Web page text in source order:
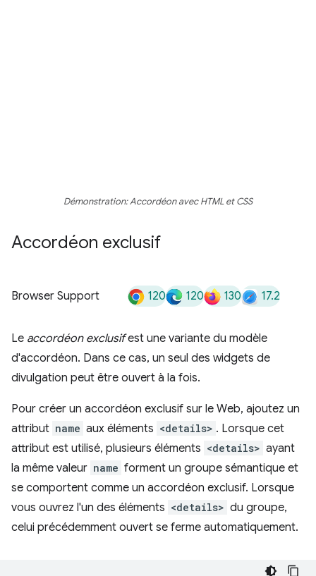
Démonstration: Accordéon avec HTML et CSS
Accordéon exclusif
Browser Support 120 120 130 17.2
Le accordéon exclusifest une variante du modèle
d'accordéon. Dans ce cas, un seul des widgets de
divulgation peut être ouvert à la fois.
Pour créer un accordéon exclusif sur le Web, ajoutez un
attribut name aux éléments <details> . Lorsque cet
attribut est utilisé, plusieurs éléments <details> ayant
la même valeur name forment un groupe sémantique et
se comportent comme un accordéon exclusif. Lorsque
vous ouvrez l'un des éléments <details> du groupe,
celui précédemment ouvert se ferme automatiquement.